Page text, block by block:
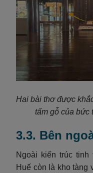
Hai bài thơ được
tấm gỗ của bức
3.3. Bên
Ngoài kiến trúc
Huế còn là kho tàng